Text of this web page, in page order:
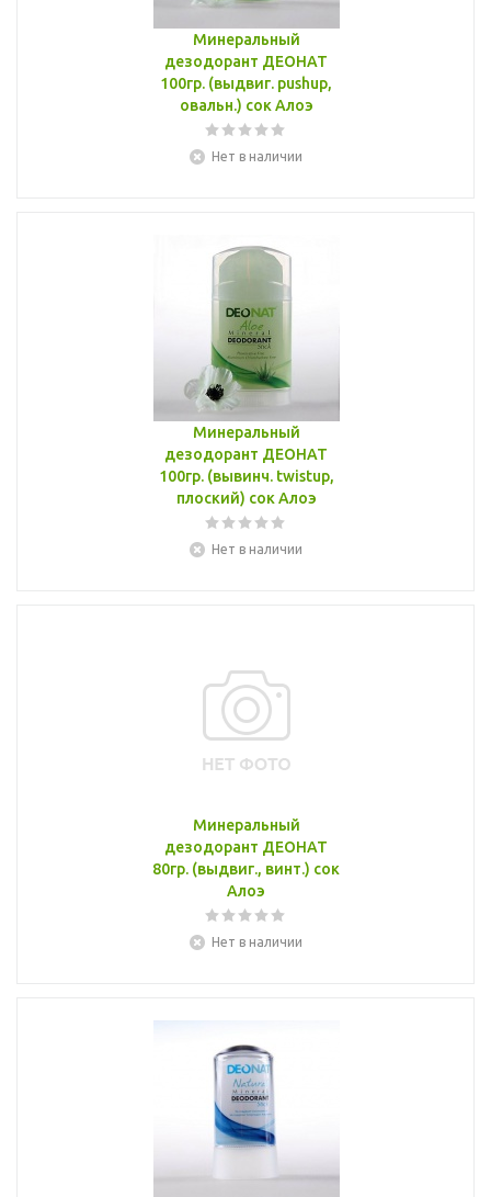
Минеральный
дезодорант ДЕОНАТ
100гр. (выдвиг. pushup,
овальн.) сок Алоэ
Нет в наличии
Минеральный
дезодорант ДЕОНАТ
100гр. (вывинч. twistup,
плоский) сок Алоэ
Нет в наличии
Минеральный
дезодорант ДЕОНАТ
80гр. (выдвиг., винт.) сок
Алоэ
Нет в наличии